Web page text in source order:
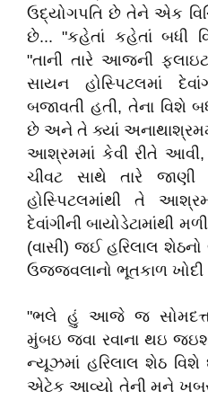
ઉદ્યોગપતિ છે તેને એક
છે... "કહેતાં કહેતાં બધી
"તાની તારે આજની
સાયન હોસ્પિટલમાં
બજાવતી હતી, તેના વિશે
છે અને તે ક્યાં
આશ્રમમાં કેવી રીતે
ચીવટ સાથે તારે
હોસ્પિટલમાંથી તે
દેવાંગીની બાયોડેટામાંથી
(વાસી) જઈ હરિલાલ
ઉજ્જવલાનો ભૂતકાળ ખોદી
"ભલે હું આજે જ સોમદત્ત
મુંબઇ જવા રવાના થઇ
ન્યૂઝમાં હરિલાલ શેઠ
એટેક આવ્યો તેની મને